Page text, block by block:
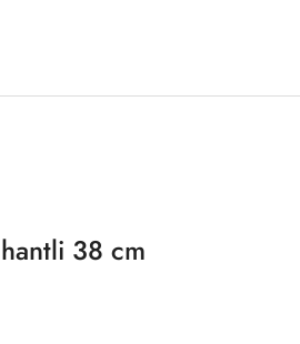
38 cm